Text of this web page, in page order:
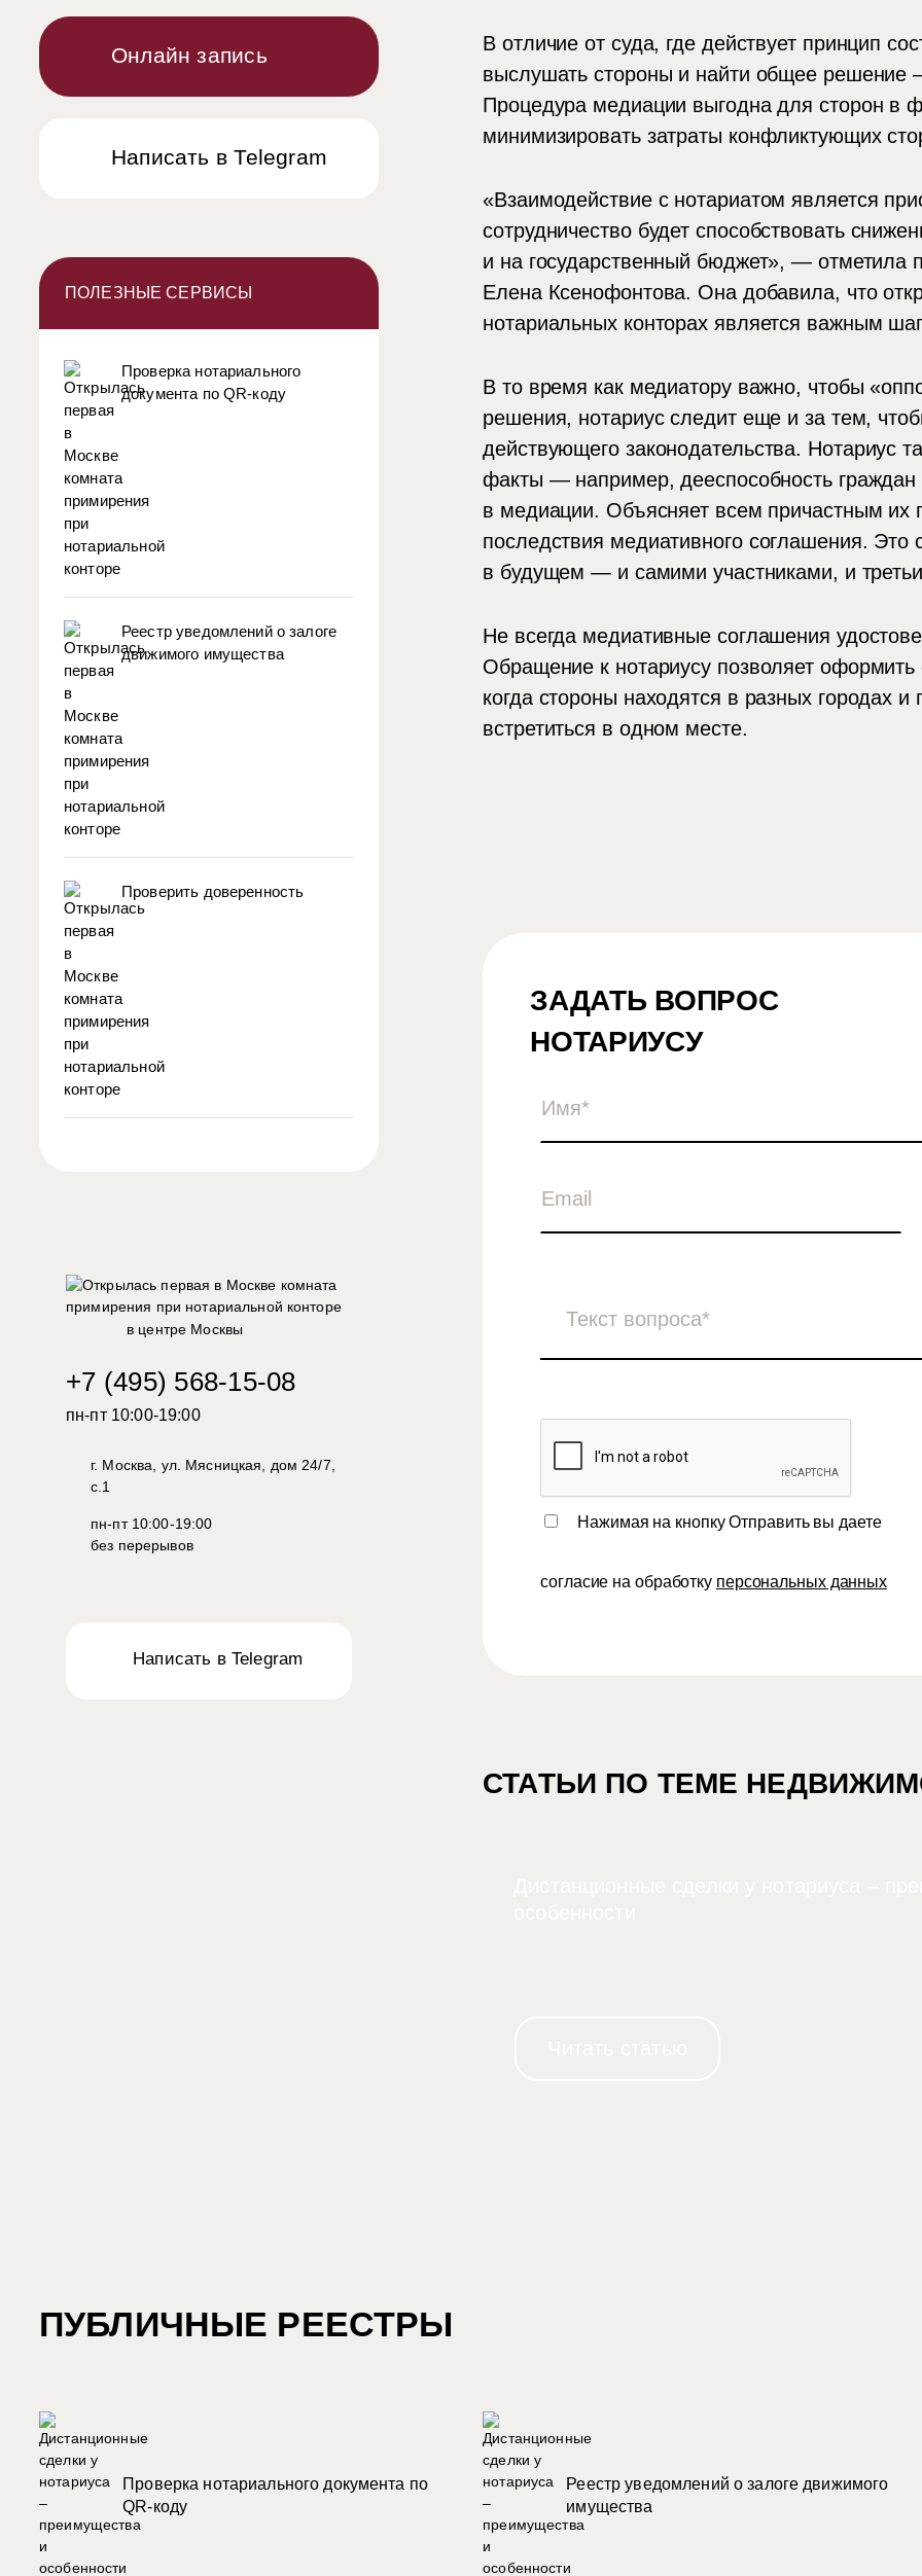
Онлайн запись
Написать в Telegram
ПОЛЕЗНЫЕ СЕРВИСЫ
Проверка нотариального
документа по QR-коду
Реестр уведомлений о залоге
движимого имущества
Проверить доверенность
в центре Москвы
+7 (495) 568-15-08
пн-пт 10:00-19:00
г. Москва, ул. Мясницкая, дом 24/7,
с.1
пн-пт 10:00-19:00
без перерывов
Написать в Telegram
В отличие от суда, где действует принцип
выслушать стороны и найти общее решение
Процедура медиации выгодна для сторон в
минимизировать затраты конфликтующих
«Взаимодействие с нотариатом является
сотрудничество будет способствовать
и на государственный бюджет», —
Елена Ксенофонтова. Она добавила, что
нотариальных конторах является важным
В то время как медиатору важно, чтобы
решения, нотариус следит еще и за тем,
действующего законодательства. Нотариус
факты — например, дееспособность
в медиации. Объясняет всем причастным их
последствия медиативного соглашения. Это
в будущем — и самими участниками, и
Не всегда медиативные соглашения
Обращение к нотариусу позволяет
когда стороны находятся в разных городах
встретиться в одном месте.
ЗАДАТЬ ВОПРОС
НОТАРИУСУ
Нажимая на кнопку Отправить вы даете
согласие на обработку персональных данных
СТАТЬИ ПО ТЕМЕ
ПУБЛИЧНЫЕ РЕЕСТРЫ
Проверка нотариального документа по
QR-коду
Реестр уведомлений о залоге движимого
имущества